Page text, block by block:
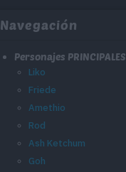
Navegación
Personajes PRINCIPALES
Liko
Friede
Amethio
Rod
Ash Ketchum
Goh